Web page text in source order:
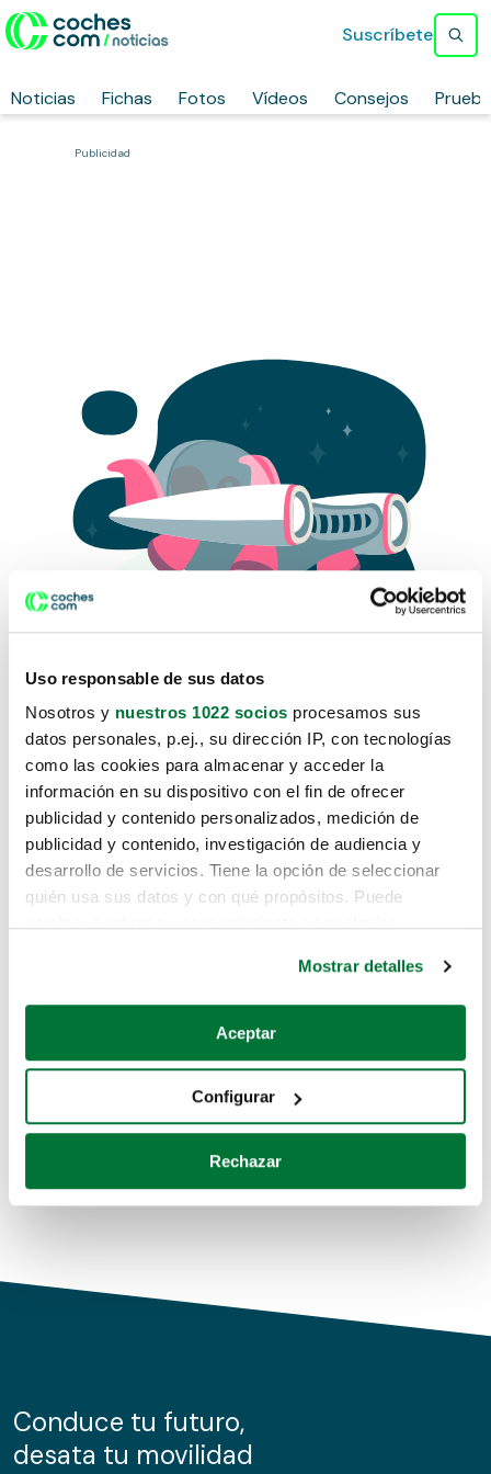
Uso responsable de sus datos
Nosotros y nuestros 1022 socios procesamos sus
datos personales, p.ej., su dirección IP, con tecnologías
como las cookies para almacenar y acceder la
información en su dispositivo con el fin de ofrecer
publicidad y contenido personalizados, medición de
publicidad y contenido, investigación de audiencia y
desarrollo de servicios. Tiene la opción de seleccionar
quién usa sus datos y con qué propósitos. Puede
Si lo permite, también quisiéramos:
Recopilar información sobre su ubicación geográfica
Identificar su dispositivo analizándolo activamente
para buscar características específicas (huellas
Obtenga más información sobre cómo se procesan sus
de cookies.
información sobre el uso que haga del sitio web con
nuestros partners de redes sociales, publicidad y análisis
Mostrar detalles
Aceptar
Configurar
Rechazar
Noticias Fichas Fotos Vídeos Consejos
Suscríbete
Publicidad
Lo sentimos, no sabemos como
te hemos traido hasta aquí.
Pero puedes encontrar el coche que estás
buscando en alguno de estos enlaces:
Coches de segunda mano
Coches de km0
Conduce tu futuro,
desata tu movilidad